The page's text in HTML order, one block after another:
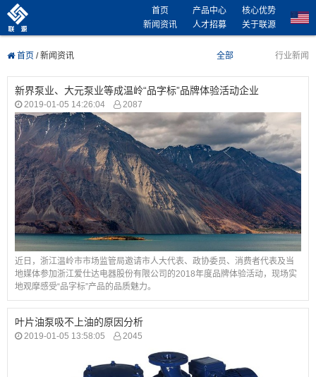
首页 产品中心
核心优势
新闻资讯
人才招募 关于联源
首页 /新闻资讯 全部 行业新闻
新界泵业、大元泵业等成温岭“品字标”品牌体验活动企业
2019-01-05 14:26:04 2087
近日，浙江温岭市市场监管局邀请市人大代表、政协委员、消费者代表及当
地媒体参加浙江爱仕达电器股份有限公司的2018年度品牌体验活动，现场实
地观摩感受“品字标”产品的品质魅力。
叶片油泵吸不上油的原因分析
2019-01-05 13:58:05 2045